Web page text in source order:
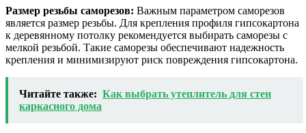
Размер резьбы саморезов: Важным параметром саморезов
является размер резьбы. Для крепления профиля гипсокартона
к деревянному потолку рекомендуется выбирать саморезы с
мелкой резьбой. Такие саморезы обеспечивают надежность
крепления и минимизируют риск повреждения гипсокартона.
Читайте также: Как выбрать утеплитель для стен
каркасного дома